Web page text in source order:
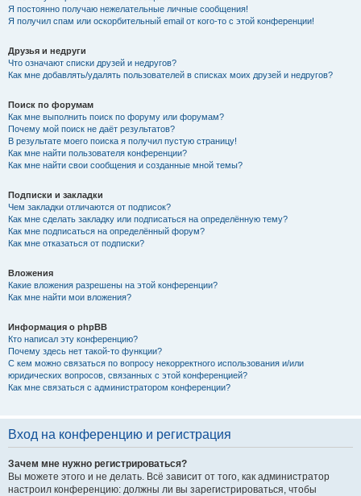
Я постоянно получаю нежелательные личные сообщения!
Я получил спам или оскорбительный email от кого-то с этой конференции!
Друзья и недруги
Что означают списки друзей и недругов?
Как мне добавлять/удалять пользователей в списках моих друзей и недругов?
Поиск по форумам
Как мне выполнить поиск по форуму или форумам?
Почему мой поиск не даёт результатов?
В результате моего поиска я получил пустую страницу!
Как мне найти пользователя конференции?
Как мне найти свои сообщения и созданные мной темы?
Подписки и закладки
Чем закладки отличаются от подписок?
Как мне сделать закладку или подписаться на определённую тему?
Как мне подписаться на определённый форум?
Как мне отказаться от подписки?
Вложения
Какие вложения разрешены на этой конференции?
Как мне найти мои вложения?
Информация о phpBB
Кто написал эту конференцию?
Почему здесь нет такой-то функции?
С кем можно связаться по вопросу некорректного использования и/или
юридических вопросов, связанных с этой конференцией?
Как мне связаться с администратором конференции?
Вход на конференцию и регистрация
Зачем мне нужно регистрироваться?
Вы можете этого и не делать. Всё зависит от того, как администратор
настроил конференцию: должны ли вы зарегистрироваться, чтобы